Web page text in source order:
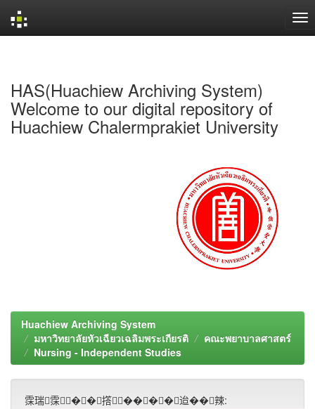
HAS(Huachiew Archiving System)
Welcome to our digital repository of
Huachiew Chalermprakiet University
Huachiew Archiving System
มหาวิทยาลัยหัวเฉียวเฉลิมพระเกียรติ
คณะพยาบาลศาสตร์
Nursing - Independent Studies
霂瑞霂��撘����迨��辣: